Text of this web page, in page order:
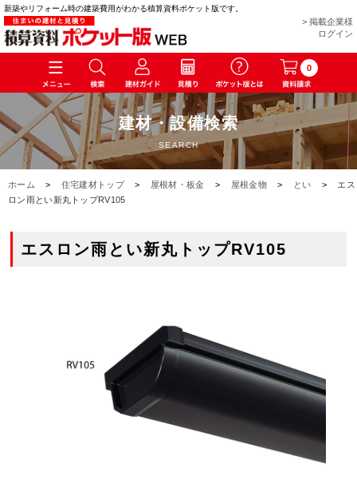
新築やリフォーム時の建築費用がわかる積算資料ポケット版です。
> 掲載企業様
ログイン
0
建材・設備検索
SEARCH
ホーム > 住宅建材トップ > 屋根材・板金 > 屋根金物 > とい >
エス
ロン雨とい新丸トップRV105
エスロン雨とい新丸トップRV105